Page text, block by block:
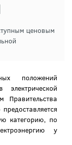
ценовым
положений
Правительства
категорию, по
у